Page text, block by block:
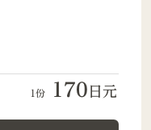
1份 170 日元